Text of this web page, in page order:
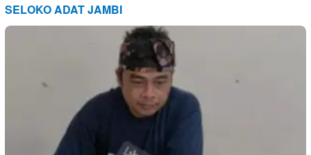
SELOKO ADAT JAMBI